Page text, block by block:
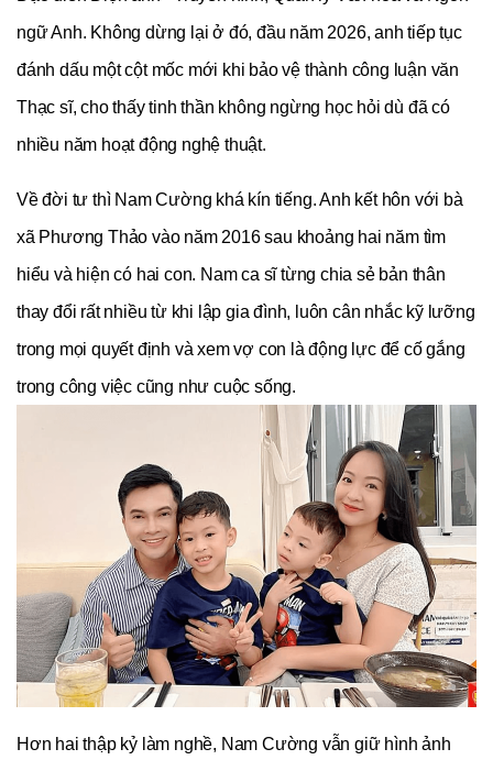
ngữ Anh. Không dừng lại ở đó, đầu năm 2026, anh tiếp tục
đánh dấu một cột mốc mới khi bảo vệ thành công luận văn
Thạc sĩ, cho thấy tinh thần không ngừng học hỏi dù đã có
nhiều năm hoạt động nghệ thuật.
Về đời tư thì Nam Cường khá kín tiếng. Anh kết hôn với bà
xã Phương Thảo vào năm 2016 sau khoảng hai năm tìm
hiểu và hiện có hai con. Nam ca sĩ từng chia sẻ bản thân
thay đổi rất nhiều từ khi lập gia đình, luôn cân nhắc kỹ lưỡng
trong mọi quyết định và xem vợ con là động lực để cố gắng
Hơn hai thập kỷ làm nghề, Nam Cường vẫn giữ hình ảnh